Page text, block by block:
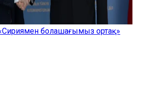
болашағымыз ортақ»